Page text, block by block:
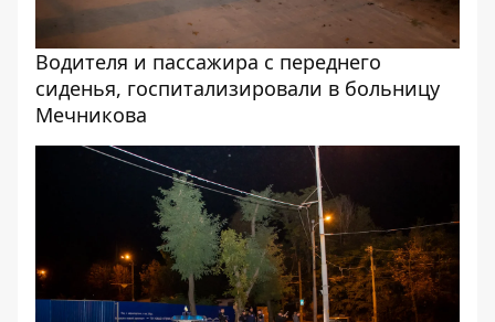
Водителя и пассажира с переднего
сиденья, госпитализировали в больницу
Мечникова